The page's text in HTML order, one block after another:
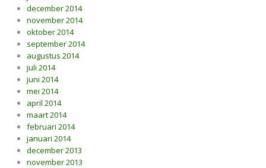
december 2014
november 2014
oktober 2014
september 2014
augustus 2014
juli 2014
juni 2014
mei 2014
april 2014
maart 2014
februari 2014
januari 2014
december 2013
november 2013